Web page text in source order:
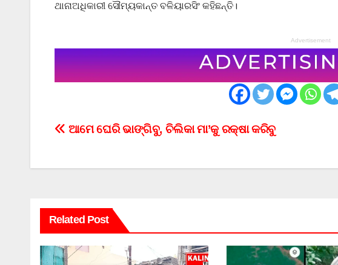
ଥାନାଅଧିକାରୀ ସୌମ୍ୟକାନ୍ତ ବଳିୟାରସିଂ କହିଛନ୍ତି।
Advertisement
Post
ଆମେ ଘେରି ଭାଙ୍ଗିବୁ, ଚିଲିକା ମା’କୁ ରକ୍ଷା କରିବୁ
Related Post